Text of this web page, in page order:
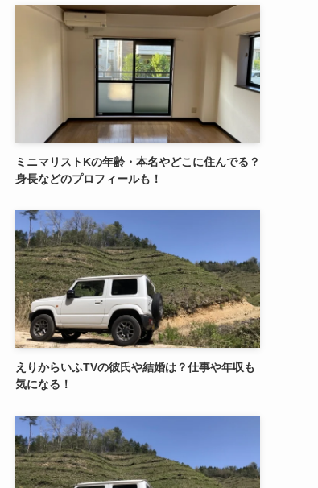
ミニマリストKの年齢・本名やどこに住んでる？
身長などのプロフィールも！
えりからいふTVの彼氏や結婚は？仕事や年収も
気になる！